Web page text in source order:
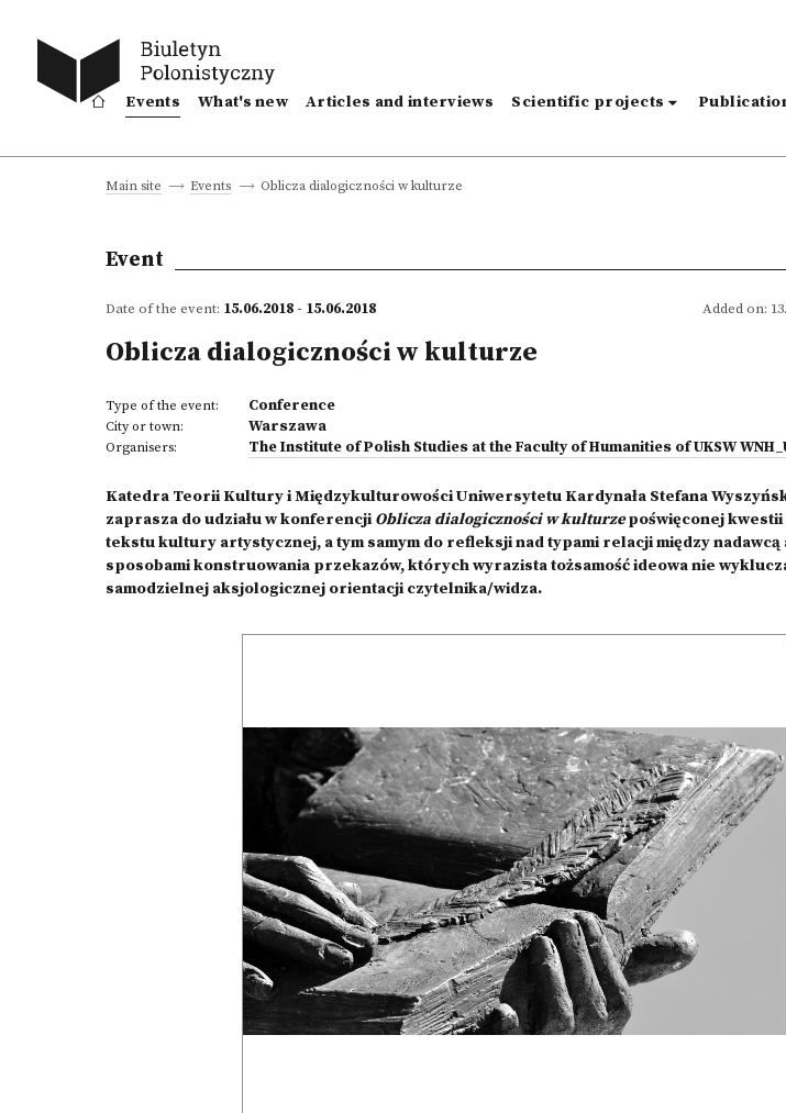
Events What's new Articles and interviews Scientific projects
Main site Events Oblicza dialogiczności w kulturze
Event
Date of the event: 15.06.2018 - 15.06.2018 Added on:
Oblicza dialogiczności w kulturze
Type of the event: Conference
City or town: Warszawa
Organisers: The Institute of Polish Studies at the Faculty of Humanities of UKSW
Katedra Teorii Kultury i Międzykulturowości Uniwersytetu Kardynała Stefana
zaprasza do udziału w konferencjiOblicza dialogiczności w kulturzepoświęconej
tekstu kultury artystycznej, a tym samym do refleksji nad typami relacji między
sposobami konstruowania przekazów, których wyrazista tożsamość ideowa nie
samodzielnej aksjologicznej orientacji czytelnika/widza.